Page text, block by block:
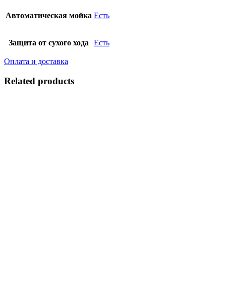
Автоматическая мойка Есть
Защита от сухого хода Есть
Оплата и доставка
Related products